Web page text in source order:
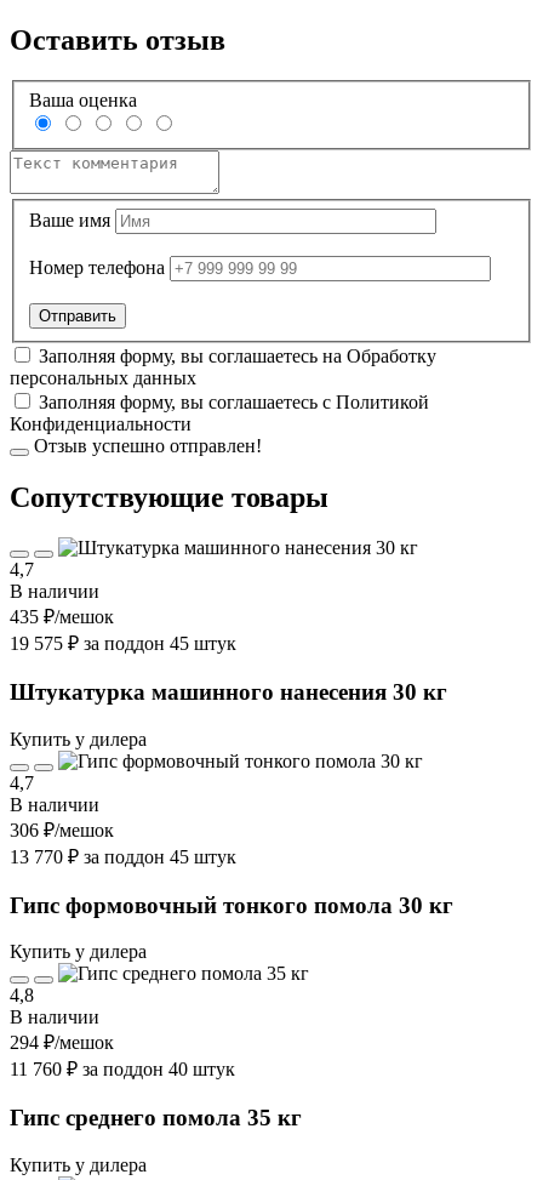
Оставить отзыв
Ваша оценка
Ваше имя
Номер телефона
Заполняя форму, вы соглашаетесь на Обработку
персональных данных
Заполняя форму, вы соглашаетесь с Политикой
Конфиденциальности
Отзыв успешно отправлен!
Cопутствующие товары
4,7
В наличии
435 ₽/мешок
19 575 ₽ за поддон 45 штук
Штукатурка машинного нанесения 30 кг
Купить у дилера
4,7
В наличии
306 ₽/мешок
13 770 ₽ за поддон 45 штук
Гипс формовочный тонкого помола 30 кг
Купить у дилера
4,8
В наличии
294 ₽/мешок
11 760 ₽ за поддон 40 штук
Гипс среднего помола 35 кг
Купить у дилера